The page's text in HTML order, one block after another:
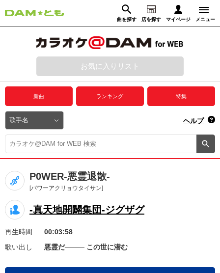
曲を探す 店を探す マイページ メニュー
動画からさがす 録音からさがす
ログイン
プレミアムサービス
DAM★とも動画
DAM★とも録音
カラオケ＠DAM
ユーザー検索
キャンペーン
お知らせ よくあるご質問
DAMの新曲・ランキングなど
お気に入りリスト
新曲 ランキング 特集
ヘルプ
P0WER-悪霊退散-
[パワーアクリョウタイサン]
-真天地開闢集団-ジグザグ
再生時間
00:03:58
歌い出し
悪霊だ──── この世に潜む